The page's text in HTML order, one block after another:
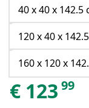
40 x 40 x 142.5
120 x 40 x
160 x 120 x
€ 123 99